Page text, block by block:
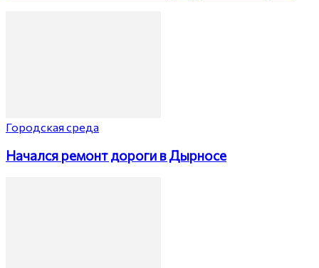
Городская среда
Начался ремонт дороги в Дырносе